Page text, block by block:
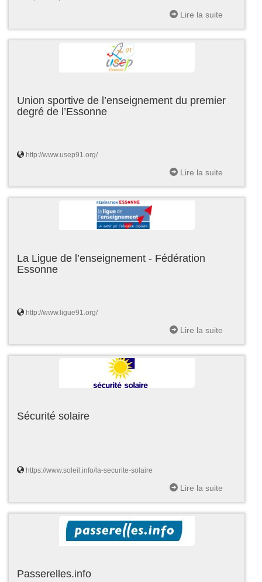
Lire la suite
Union sportive de l’enseignement du premier
degré de l’Essonne
http://www.usep91.org/
Lire la suite
La Ligue de l’enseignement - Fédération
Essonne
http://www.ligue91.org/
Lire la suite
Sécurité solaire
https://www.soleil.info/la-securite-solaire
Lire la suite
Passerelles.info